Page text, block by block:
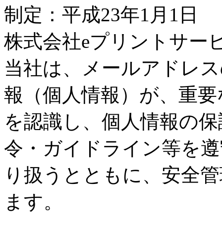
開催競馬場・今日の出
第3回中山第2日、第2回
高松宮記念（GI）ジョ
公開【JRA公式チャンネ
高松宮記念（GI）に出
ル騎手）、ナムラクレ
第70回大阪杯（GI）プ
第70回大阪杯（GI）プ
2025年度 物故馬法要
2025年度 物故馬法要
【重要】RSS配信サー
【重要】JRAホームペ
ニュースのRSS配信サ
制定：平成23年1月1日
株式会社eプリントサー
当社は、メールアドレ
報（個人情報）が、重
を認識し、個人情報の
令・ガイドライン等を
り扱うとともに、安全
ます。